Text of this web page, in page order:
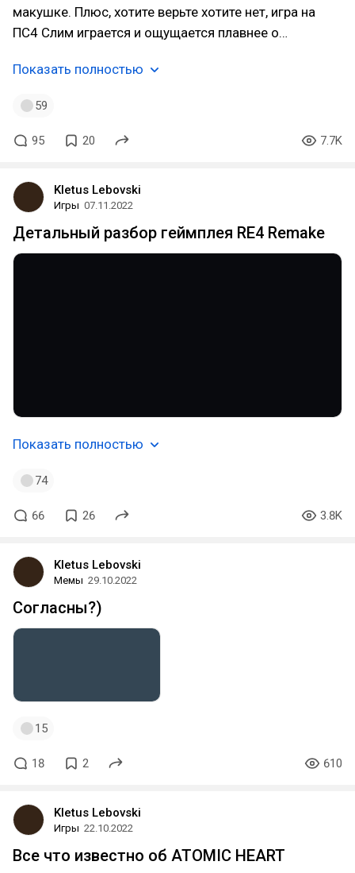
макушке. Плюс, хотите верьте хотите нет, игра на
ПС4 Слим играется и ощущается плавнее о…
Показать полностью
59
95 20 7.7K
Kletus Lebovski
Игры 07.11.2022
Детальный разбор геймплея RE4 Remake
Показать полностью
74
66 26 3.8K
Kletus Lebovski
Мемы 29.10.2022
Согласны?)
15
18 2 610
Kletus Lebovski
Игры 22.10.2022
Все что известно об ATOMIC HEART